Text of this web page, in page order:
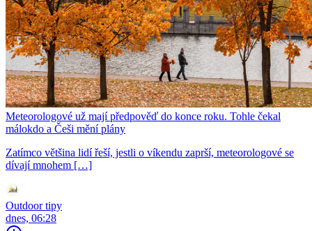
Meteorologové už mají předpověď do konce roku. Tohle čekal
málokdo a Češi mění plány
Zatímco většina lidí řeší, jestli o víkendu zaprší, meteorologové se
dívají mnohem […]
Outdoor tipy
dnes, 06:28